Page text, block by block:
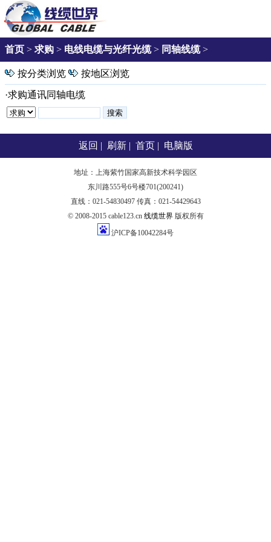
首页 > 求购 > 电线电缆与光纤光缆> 同轴线缆>
按分类浏览 按地区浏览
·求购通讯同轴电缆
返回 | 刷新| 首页| 电脑版
地址：上海紫竹国家高新技术科学园区
东川路555号6号楼701(200241)
直线：021-54830497 传真：021-54429643
© 2008-2015 cable123.cn 线缆世界版权所有
沪ICP备10042284号